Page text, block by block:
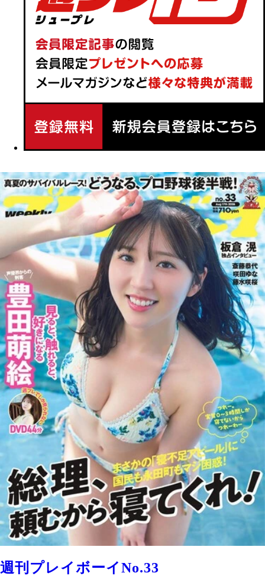
週刊プレイボーイNo.33